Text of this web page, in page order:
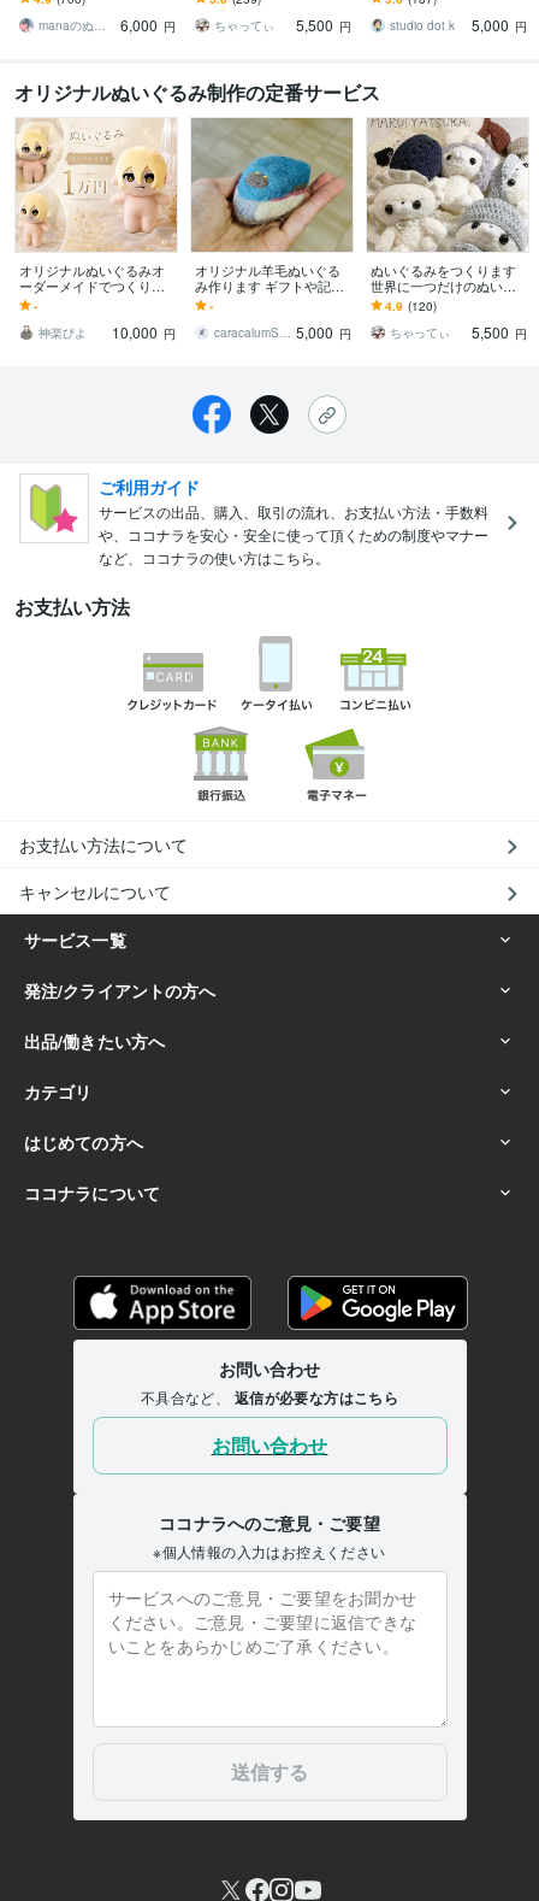
で★ぬい活★してみませ
んか？
manaのぬいぐるみ屋さん
6,000 円
ちゃってぃ
5,500 円
るみ化しませんか？
studio dot k
5,000 円
オリジナルぬいぐるみ制作の定番サービス
オリジナルぬいぐるみオ
ーダーメイドでつくりま
す 可愛らしい10cmぬいぐ
るみです！
-
神楽ぴよ
10,000 円
オリジナル羊毛ぬいぐる
み作ります ギフトや記念
に♪オリジナルぬい
-
caracalumShige 5,000 円
ぬいぐるみをつくります
世界に一つだけのぬいぐ
るみ作りませんか？
4.9 (120)
ちゃってぃ
5,500 円
ご利用ガイド
サービスの出品、購入、取引の流れ、お支払い方法・手数料
や、ココナラを安心・安全に使って頂くための制度やマナー
など、ココナラの使い方はこちら。
お支払い方法
お支払い方法について
キャンセルについて